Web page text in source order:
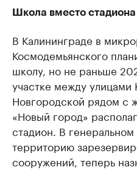
Школа вместо стадиона
В Калининграде в
Космодемьянского
школу, но не раньше
участке между улицами
Новгородской рядом с
«Новый город»
стадион. В
территорию
сооружений, теперь